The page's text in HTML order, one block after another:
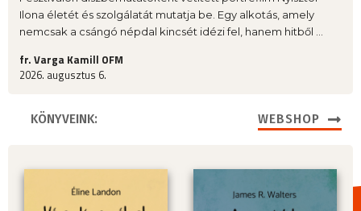
Ilona életét és szolgálatát mutatja be. Egy alkotás, amely
nemcsak a csángó népdal kincsét idézi fel, hanem hitből ...
fr. Varga Kamill OFM
2026. augusztus 6.
KÖNYVEINK: WEBSHOP